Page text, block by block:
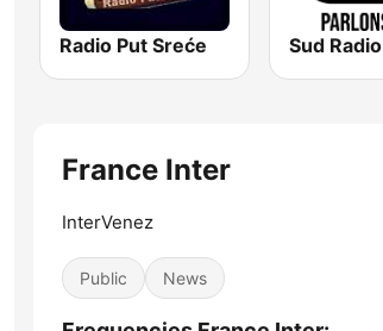
Radio Put Sreće Sud Radio
France Inter
InterVenez
Public News